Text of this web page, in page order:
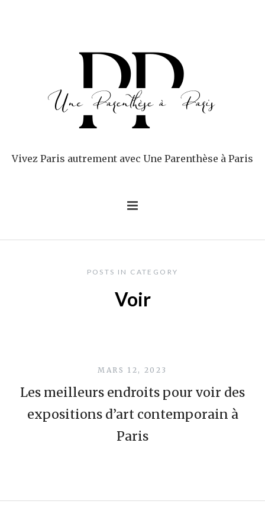
Vivez Paris autrement avec Une Parenthèse à Paris
POSTS IN CATEGORY
Voir
MARS 12, 2023
Les meilleurs endroits pour voir des
expositions d’art contemporain à
Paris